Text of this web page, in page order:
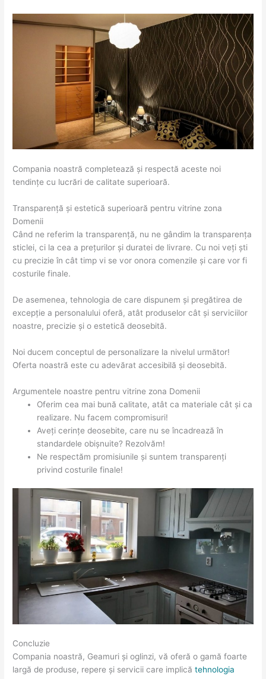
Compania noastră completează și respectă aceste noi
tendințe cu lucrări de calitate superioară.
Transparență și estetică superioară pentru vitrine zona
Domenii
Când ne referim la transparență, nu ne gândim la transparența
sticlei, ci la cea a prețurilor și duratei de livrare. Cu noi veți ști
cu precizie în cât timp vi se vor onora comenzile și care vor fi
costurile finale.
De asemenea, tehnologia de care dispunem și pregătirea de
excepție a personalului oferă, atât produselor cât și serviciilor
noastre, precizie și o estetică deosebită.
Noi ducem conceptul de personalizare la nivelul următor!
Oferta noastră este cu adevărat accesibilă și deosebită.
Argumentele noastre pentru vitrine zona Domenii
Oferim cea mai bună calitate, atât ca materiale cât și ca
realizare. Nu facem compromisuri!
Aveți cerințe deosebite, care nu se încadrează în
standardele obișnuite? Rezolvăm!
Ne respectăm promisiunile și suntem transparenți
privind costurile finale!
Concluzie
Compania noastră, Geamuri și oglinzi, vă oferă o gamă foarte
largă de produse, repere și servicii care implicătehnologia